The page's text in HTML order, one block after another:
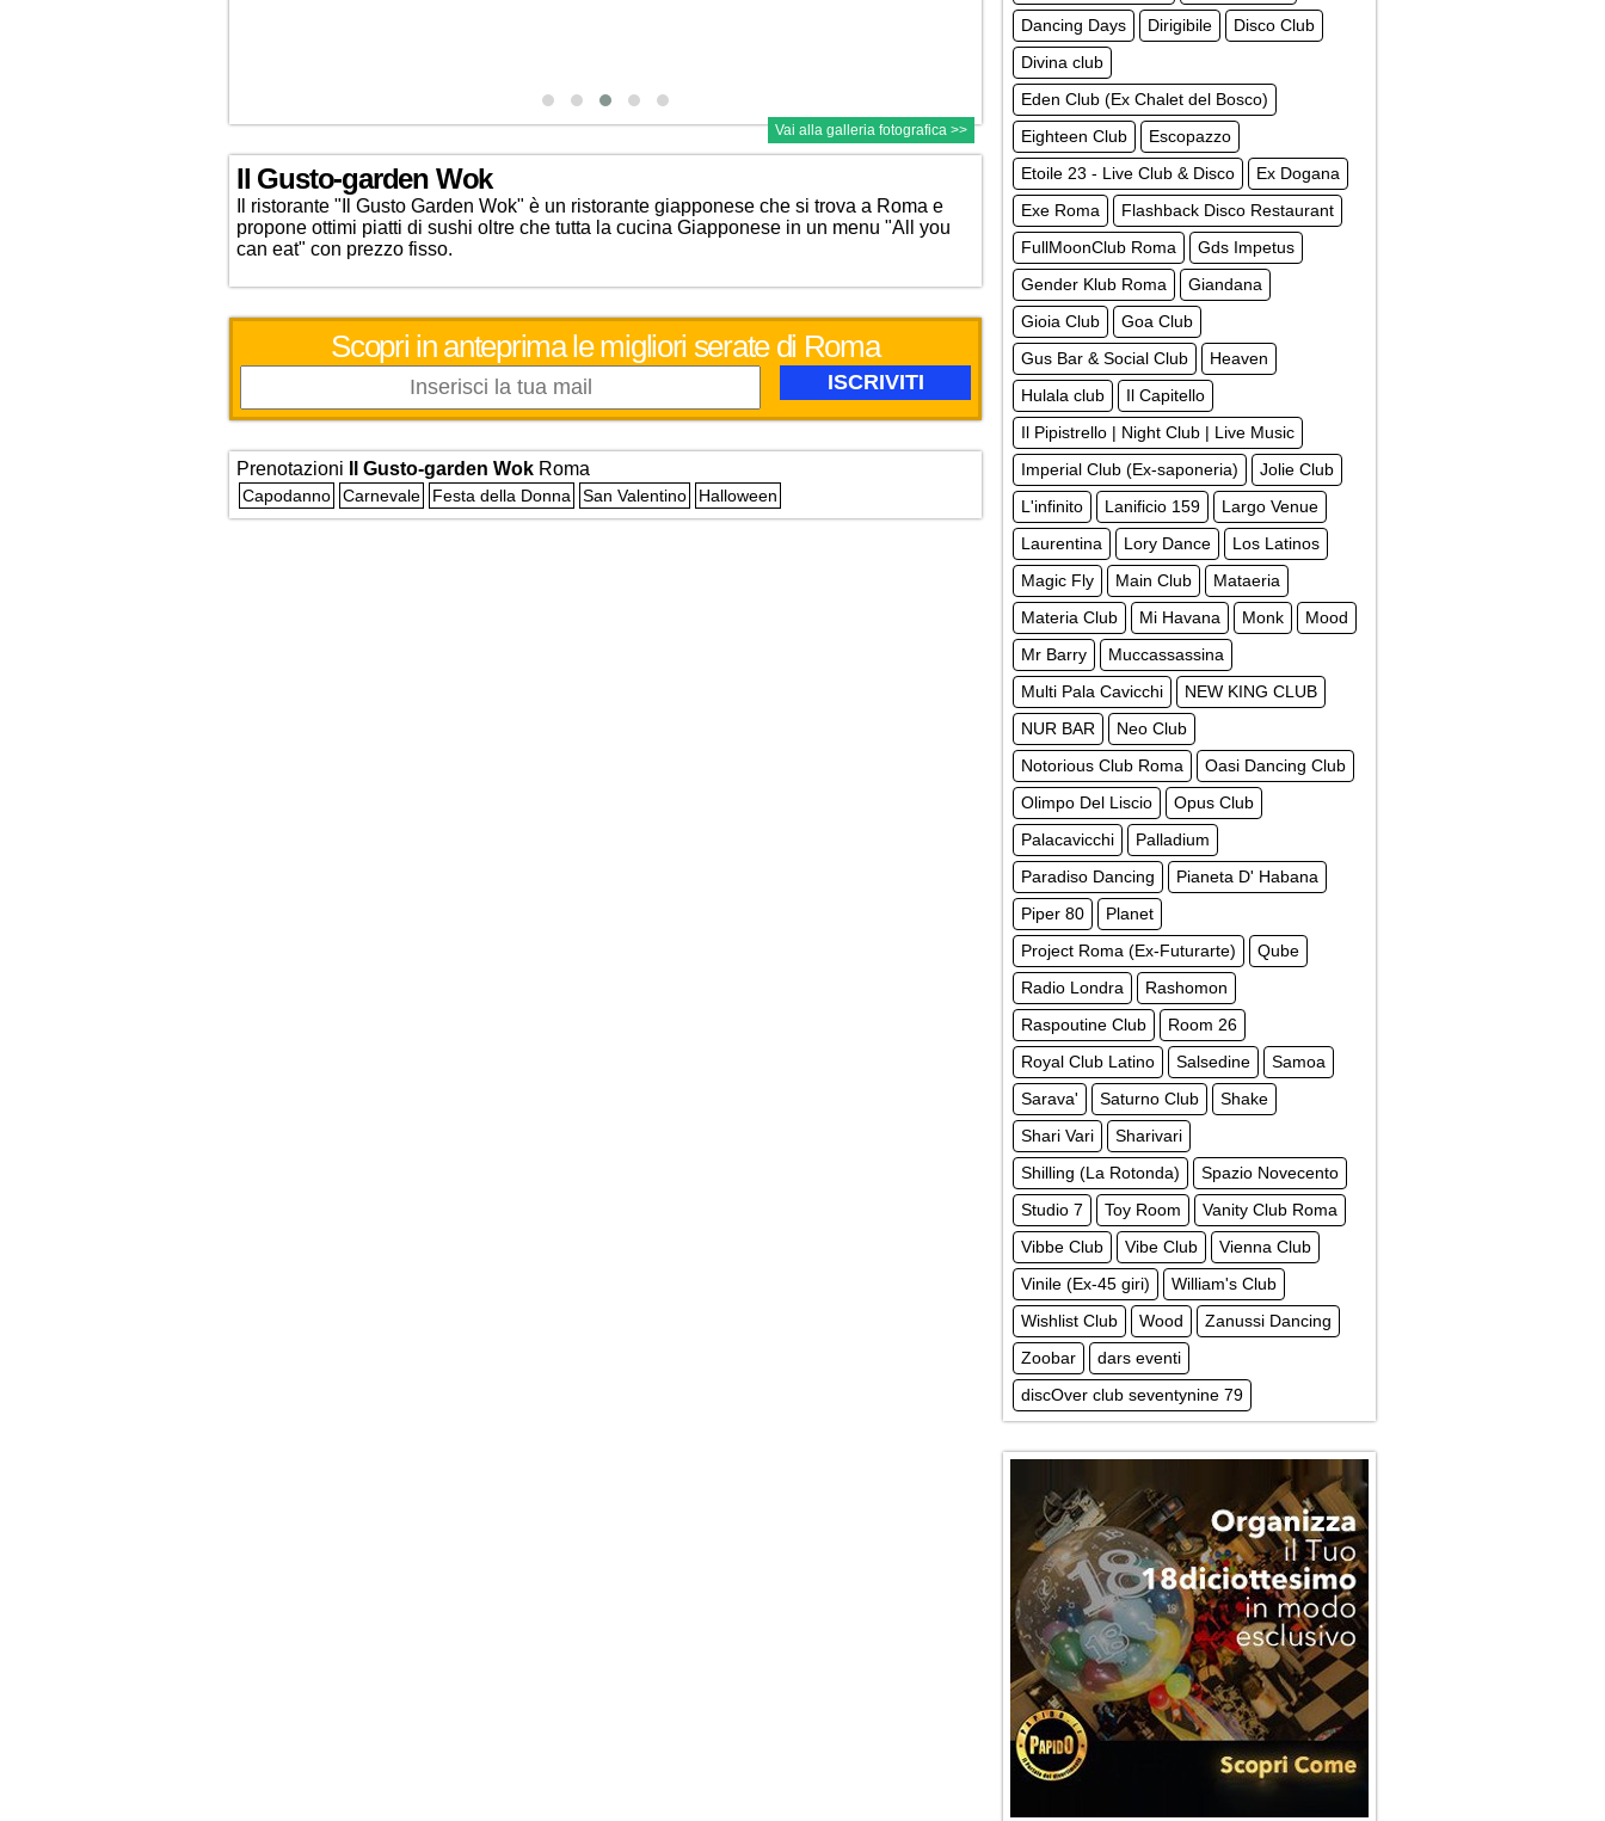
Vai alla galleria fotografica >>
Il Gusto-garden Wok
Il ristorante "Il Gusto Garden Wok" è un ristorante giapponese che si trova a Roma e
propone ottimi piatti di sushi oltre che tutta la cucina Giapponese in un menu "All you
can eat" con prezzo fisso.
Scopri in anteprima le migliori serate di Roma
Prenotazioni Il Gusto-garden Wok Roma
Capodanno Carnevale Festa della Donna San Valentino Halloween
Dancing Days
Dirigibile
Disco Club
Divina club
Eden Club (Ex Chalet del Bosco)
Eighteen Club
Escopazzo
Etoile 23 - Live Club & Disco
Ex Dogana
Exe Roma
Flashback Disco Restaurant
FullMoonClub Roma
Gds Impetus
Gender Klub Roma
Giandana
Gioia Club
Goa Club
Gus Bar & Social Club
Heaven
Hulala club
Il Capitello
Il Pipistrello | Night Club | Live Music
Imperial Club (Ex-saponeria)
Jolie Club
L'infinito
Lanificio 159
Largo Venue
Laurentina
Lory Dance
Los Latinos
Magic Fly
Main Club
Mataeria
Materia Club
Mi Havana Monk
Mood
Mr Barry
Muccassassina
Multi Pala Cavicchi
NEW KING CLUB
NUR BAR
Neo Club
Notorious Club Roma
Oasi Dancing Club
Olimpo Del Liscio
Opus Club
Palacavicchi
Palladium
Paradiso Dancing
Pianeta D' Habana
Piper 80
Planet
Project Roma (Ex-Futurarte)
Qube
Radio Londra
Rashomon
Raspoutine Club
Room 26
Royal Club Latino
Salsedine
Samoa
Sarava'
Saturno Club
Shake
Shari Vari
Sharivari
Shilling (La Rotonda)
Spazio Novecento
Studio 7
Toy Room
Vanity Club Roma
Vibbe Club
Vibe Club
Vienna Club
Vinile (Ex-45 giri)
William's Club
Wishlist Club
Wood
Zanussi Dancing
Zoobar
dars eventi
discOver club seventynine 79